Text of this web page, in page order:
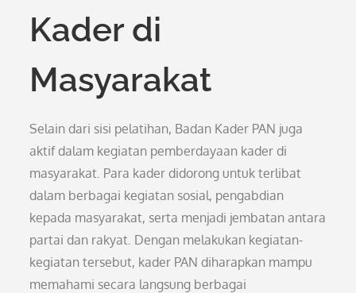
Kader di
Masyarakat
Selain dari sisi pelatihan, Badan Kader PAN juga
aktif dalam kegiatan pemberdayaan kader di
masyarakat. Para kader didorong untuk terlibat
dalam berbagai kegiatan sosial, pengabdian
kepada masyarakat, serta menjadi jembatan antara
partai dan rakyat. Dengan melakukan kegiatan-
kegiatan tersebut, kader PAN diharapkan mampu
memahami secara langsung berbagai